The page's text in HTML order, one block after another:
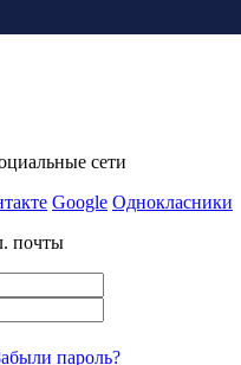
сети
Google Однокласники
почты
пароль?